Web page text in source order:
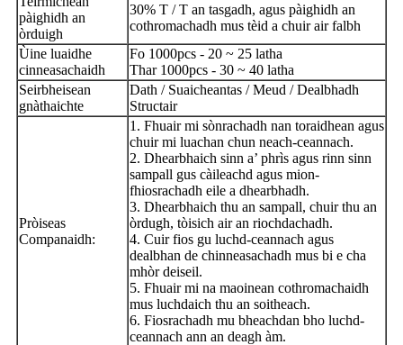
pàighidh an
òrduigh
30% T / T an tasgadh, agus pàighidh an
cothromachadh mus tèid a chuir air falbh
Ùine luaidhe
cinneasachaidh
Fo 1000pcs - 20 ~ 25 latha
Thar 1000pcs - 30 ~ 40 latha
Seirbheisean
gnàthaichte
Dath / Suaicheantas / Meud / Dealbhadh
Structair
Pròiseas
Companaidh:
1. Fhuair mi sònrachadh nan toraidhean agus
chuir mi luachan chun neach-ceannach.
2. Dhearbhaich sinn a’ phrìs agus rinn sinn
sampall gus càileachd agus mion-
fhiosrachadh eile a dhearbhadh.
3. Dhearbhaich thu an sampall, chuir thu an
òrdugh, tòisich air an riochdachadh.
4. Cuir fios gu luchd-ceannach agus
dealbhan de chinneasachadh mus bi e cha
mhòr deiseil.
5. Fhuair mi na maoinean cothromachaidh
mus luchdaich thu an soitheach.
6. Fiosrachadh mu bheachdan bho luchd-
ceannach ann an deagh àm.